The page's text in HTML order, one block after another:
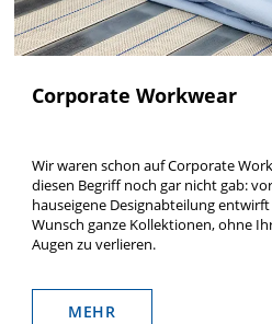
Corporate Workwear
Wir waren schon auf Corporate
diesen Begriff noch gar nicht gab:
hauseigene Designabteilung
Wunsch ganze Kollektionen, ohne
Augen zu verlieren.
MEHR